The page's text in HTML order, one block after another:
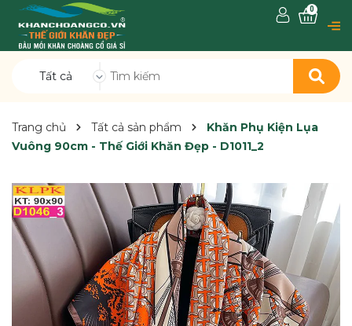
Tất cả
0
Trang chủ Tất cả sản phẩm
Khăn Phụ Kiện Lụa
Vuông 90cm - Thế Giới Khăn Đẹp - D1011_2